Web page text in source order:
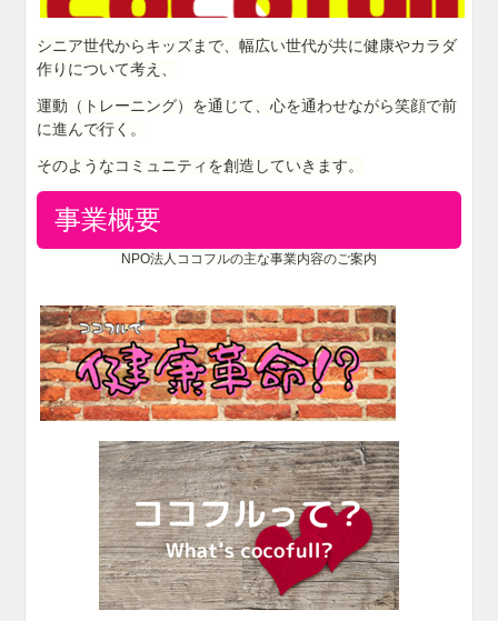
シニア世代からキッズまで、幅広い世代が共に健康やカラダ
作りについて考え、
運動（トレーニング）を通じて、心を通わせながら笑顔で前
に進んで行く。
そのようなコミュニティを創造していきます。
事業概要
NPO法人ココフルの主な事業内容のご案内